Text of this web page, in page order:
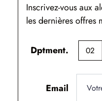
Inscrivez-vous aux
les dernières offres
Dptment. 02
Email